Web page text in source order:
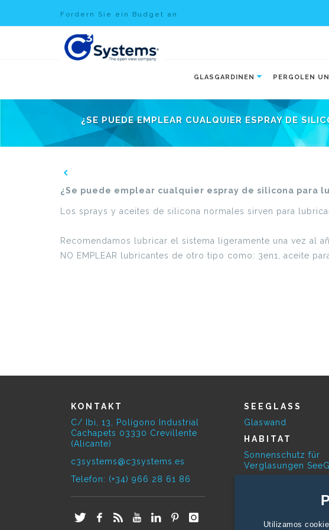
Utilizamos
Fordern Sie ein Budget an
GLASGARDINEN PERGOLEN
¿SE PUEDE EMPLEAR CUALQUIER ESPRAY DE
¿Se puede emplear cualquier espray de silicona para
Los sprays y aceites de silicona normales sirven para
Recomendamos lubricar el sistema ligeramente una vez al
NO EMPLEAR lubricantes de otro tipo como: 3en1, aceite
KONTAKT
C/ Ibi, 13, Polígono Industrial
Cachapets 03330 Crevillente
(Alicante)
c3systems@c3systems.es
Telefon: (+34) 966 28 61 86
SEEGLASS
Glaswand
HABITAT
Sonnenschutz für
Verglasungen
Bioklimatische